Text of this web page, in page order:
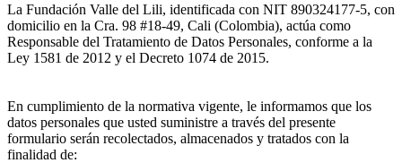
La Fundación Valle del Lili, identificada con NIT 890324177-5, con
domicilio en la Cra. 98 #18-49, Cali (Colombia), actúa como
Responsable del Tratamiento de Datos Personales, conforme a la
Ley 1581 de 2012 y el Decreto 1074 de 2015.
En cumplimiento de la normativa vigente, le informamos que los
datos personales que usted suministre a través del presente
formulario serán recolectados, almacenados y tratados con la
finalidad de: